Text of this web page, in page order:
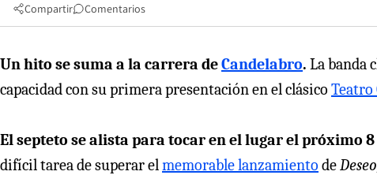
Compartir Comentarios
Un hito se suma a la carrera deCandelabro. La banda
capacidad con su primera presentación en el clásico Teatro
El septeto se alista para tocar en el lugar el próximo
difícil tarea de superar elmemorable lanzamiento de